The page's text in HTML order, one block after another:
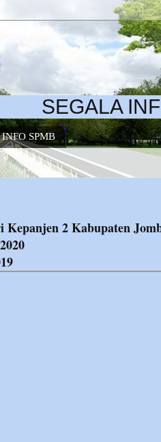
INFO SPMB
Kepanjen 2 Kabupaten